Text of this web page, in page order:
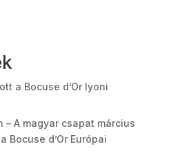
a Bocuse d’Or lyoni
– A magyar csapat március
Bocuse d’Or Európai